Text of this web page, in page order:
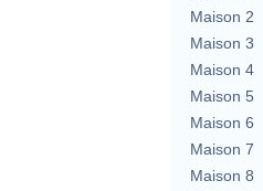
Maison 2
Maison 3
Maison 4
Maison 5
Maison 6
Maison 7
Maison 8